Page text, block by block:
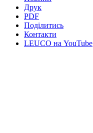
Друк
PDF
Поділитись
Контакти
LEUCO на YouTube